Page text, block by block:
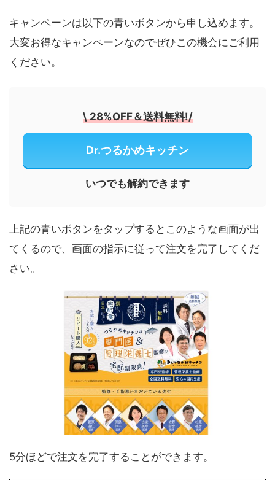
キャンペーンは以下の青いボタンから申し込めます。
大変お得なキャンペーンなのでぜひこの機会にご利用
ください。
\28%OFF＆送料無料!/
Dr.つるかめキッチン
いつでも解約できます
上記の青いボタンをタップするとこのような画面が出
てくるので、画面の指示に従って注文を完了してくだ
さい。
5分ほどで注文を完了することができます。